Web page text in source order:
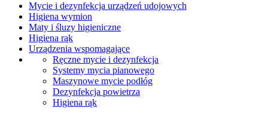
Mycie i dezynfekcja urządzeń udojowych
Higiena wymion
Maty i śluzy higieniczne
Higiena rąk
Urządzenia wspomagające
Ręczne mycie i dezynfekcja
Systemy mycia pianowego
Maszynowe mycie podłóg
Dezynfekcja powietrza
Higiena rąk